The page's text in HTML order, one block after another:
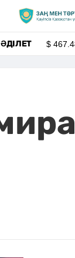
ӘДІЛЕТ $